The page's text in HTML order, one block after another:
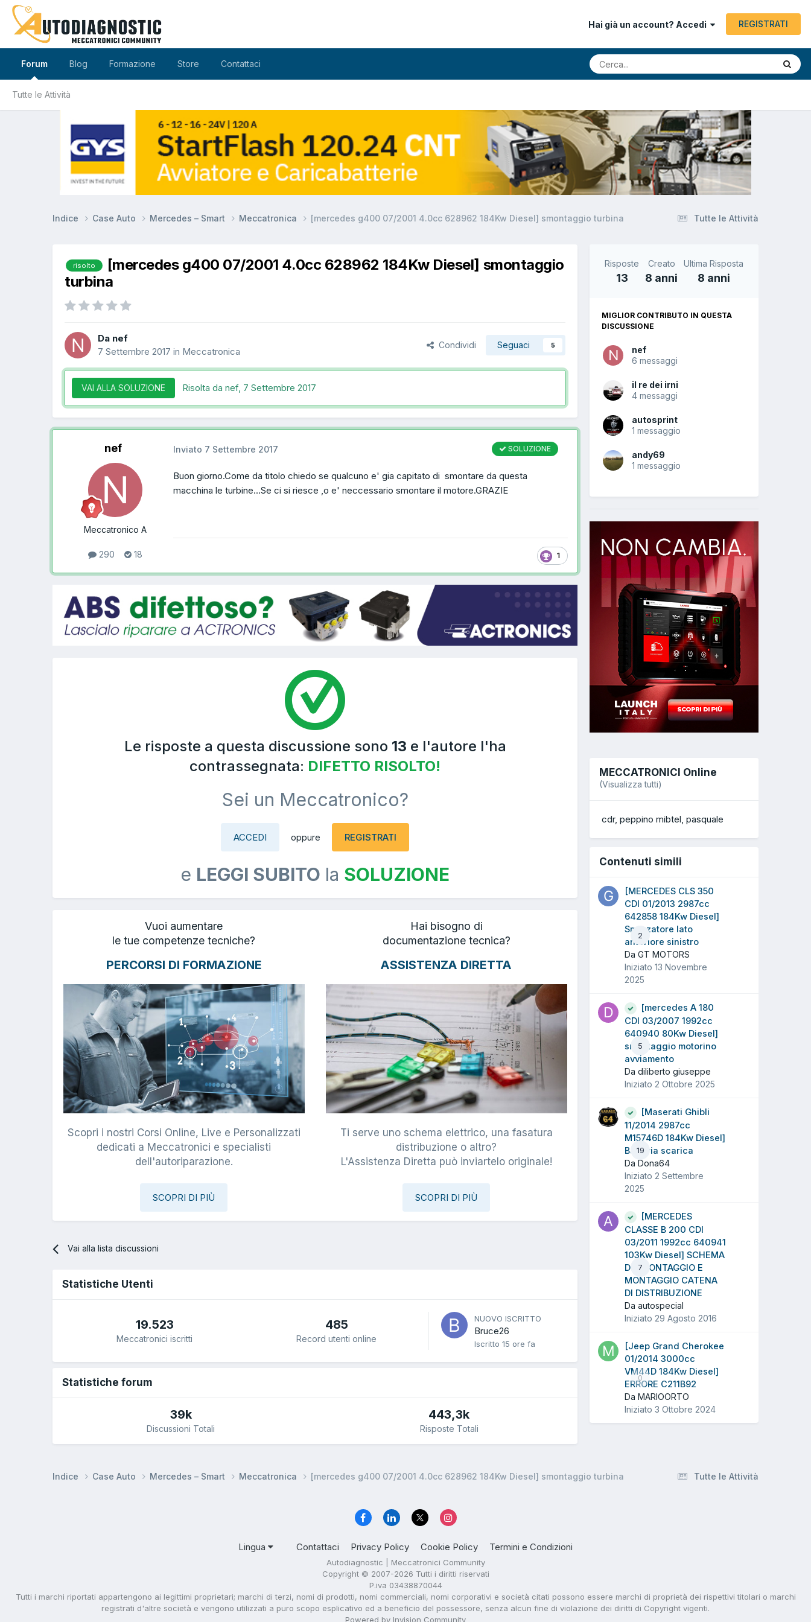
Hai già un account? Accedi REGISTRATI
Forum
Tutte le Attività
Blog Formazione Store Contattaci
Tutte le Attività
Indice Case Auto Mercedes – Smart Meccatronica [mercedes g400 07/2001 4.0cc 628962 184Kw Diesel] smontaggio turbina
risolto
[mercedes g400 07/2001 4.0cc 628962 184Kw Diesel] smontaggio
turbina
Da nef
7 Settembre 2017 in Meccatronica
Condividi Seguaci 5
VAI ALLA SOLUZIONE Risolta da nef, 7 Settembre 2017
nef
Meccatronico A
290 18
SOLUZIONE
Inviato 7 Settembre 2017
Buon giorno.Come da titolo chiedo se qualcuno e' gia capitato di smontare da questa
macchina le turbine...Se ci si riesce ,o e' neccessario smontare il motore.GRAZIE
1
Le risposte a questa discussione sono 13 e l'autore l'ha
contrassegnata: DIFETTO RISOLTO!
Sei un Meccatronico?
ACCEDI oppure REGISTRATI
e LEGGI SUBITO la SOLUZIONE
Vuoi aumentare
le tue competenze tecniche?
PERCORSI DI FORMAZIONE
Scopri i nostri Corsi Online, Live e Personalizzati
dedicati a Meccatronici e specialisti
dell'autoriparazione.
SCOPRI DI PIÙ
Hai bisogno di
documentazione tecnica?
ASSISTENZA DIRETTA
Ti serve uno schema elettrico, una fasatura
distribuzione o altro?
L'Assistenza Diretta può inviartelo originale!
SCOPRI DI PIÙ
Vai alla lista discussioni
Statistiche Utenti
19.523
Meccatronici iscritti
485
Record utenti online
NUOVO ISCRITTO
Bruce26
Iscritto 15 ore fa
Statistiche forum
39k
Discussioni Totali
443,3k
Risposte Totali
Risposte
13
Creato
8 anni
Ultima Risposta
8 anni
MIGLIOR CONTRIBUTO IN QUESTA
DISCUSSIONE
nef
6 messaggi
il re dei irni
4 messaggi
autosprint
1 messaggio
andy69
1 messaggio
MECCATRONICI Online
(Visualizza tutti)
cdr peppino mibtel pasquale
Contenuti simili
2
[MERCEDES CLS 350
CDI 01/2013 2987cc
642858 184Kw Diesel]
Smorzatore lato
anteriore sinistro
Da GT MOTORS
Iniziato 13 Novembre
2025
5
[mercedes A 180
CDI 03/2007 1992cc
640940 80Kw Diesel]
smontaggio motorino
avviamento
Da diliberto giuseppe
Iniziato 2 Ottobre 2025
19
[Maserati Ghibli
11/2014 2987cc
M15746D 184Kw Diesel]
Batteria scarica
Da Dona64
Iniziato 2 Settembre
2025
7
[MERCEDES
CLASSE B 200 CDI
03/2011 1992cc 640941
103Kw Diesel] SCHEMA
DI SMONTAGGIO E
MONTAGGIO CATENA
DI DISTRIBUZIONE
Da autospecial
Iniziato 29 Agosto 2016
0
[Jeep Grand Cherokee
01/2014 3000cc
VM44D 184Kw Diesel]
ERRORE C211B92
Da MARIOORTO
Iniziato 3 Ottobre 2024
Tutte le Attività
Indice Case Auto Mercedes – Smart Meccatronica [mercedes g400 07/2001 4.0cc 628962 184Kw Diesel] smontaggio turbina
Lingua Contattaci Privacy Policy Cookie Policy Termini e Condizioni
Autodiagnostic | Meccatronici Community
Copyright © 2007-2026 Tutti i diritti riservati
P.iva 03438870044
Tutti i marchi riportati appartengono ai legittimi proprietari; marchi di terzi, nomi di prodotti, nomi commerciali, nomi corporativi e società citati possono essere marchi di proprietà dei rispettivi titolari o marchi
registrati d'altre società e vengono utilizzati a puro scopo esplicativo ed a beneficio del possessore, senza alcun fine di violazione dei diritti di Copyright vigenti.
Powered by Invision Community